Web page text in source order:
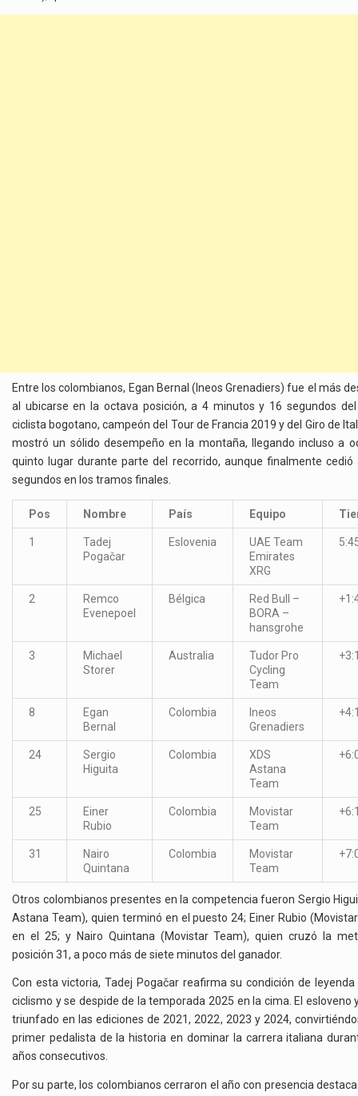
Entre los colombianos, Egan Bernal (Ineos Grenadiers) fue el más
al ubicarse en la octava posición, a 4 minutos y 16 segundos del
ciclista bogotano, campeón del Tour de Francia 2019 y del Giro de
mostró un sólido desempeño en la montaña, llegando incluso a
quinto lugar durante parte del recorrido, aunque finalmente cedió
segundos en los tramos finales.
Pos Nombre País Equipo
1
Tadej
Pogačar
Eslovenia
UAE Team
Emirates
XRG
2
Remco
Evenepoel
Bélgica
Red Bull –
BORA –
hansgrohe
3
Michael
Storer
Australia
Tudor Pro
Cycling
Team
8
Egan
Bernal
Colombia
Ineos
Grenadiers
24
Sergio
Higuita
Colombia
XDS
Astana
Team
25
Einer
Rubio
Colombia
Movistar
Team
31
Nairo
Quintana
Colombia
Movistar
Team
Otros colombianos presentes en la competencia fueron Sergio
Astana Team), quien terminó en el puesto 24; Einer Rubio
en el 25; y Nairo Quintana (Movistar Team), quien cruzó la
posición 31, a poco más de siete minutos del ganador.
Con esta victoria, Tadej Pogačar reafirma su condición de leyenda
ciclismo y se despide de la temporada 2025 en la cima. El esloveno
triunfado en las ediciones de 2021, 2022, 2023 y 2024,
primer pedalista de la historia en dominar la carrera italiana
años consecutivos.
Por su parte, los colombianos cerraron el año con presencia